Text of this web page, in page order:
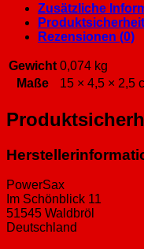
Zusätzliche
Produktsicherheit
Rezensionen (0)
Gewicht 0,074 kg
Maße
15 × 4,5 × 2,5
PowerSax
Im Schönblick 11
51545 Waldbröl
Deutschland